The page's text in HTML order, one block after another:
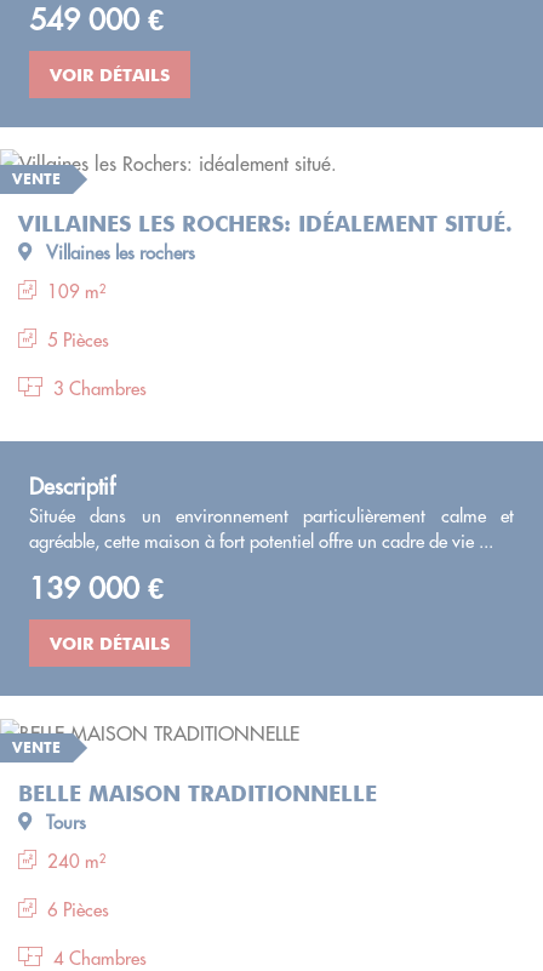
549 000 €
VOIR DÉTAILS
VENTE
VILLAINES LES ROCHERS: IDÉALEMENT SITUÉ.
Villaines les rochers
109 m²
5 Pièces
3 Chambres
Descriptif
Située dans un environnement particulièrement calme et
agréable, cette maison à fort potentiel offre un cadre de vie ...
139 000 €
VOIR DÉTAILS
VENTE
BELLE MAISON TRADITIONNELLE
Tours
240 m²
6 Pièces
4 Chambres